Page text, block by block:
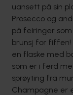
uansett på sin
Prosecco og
på feiringer
brunsj for fiffen!
en flaske med
som er i ferd
sprøyting fra
Champagne er